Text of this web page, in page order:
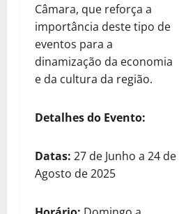
Câmara, que reforça a
importância deste tipo de
eventos para a
dinamização da economia
e da cultura da região.
Detalhes do Evento:
Datas: 27 de Junho a 24 de
Agosto de 2025